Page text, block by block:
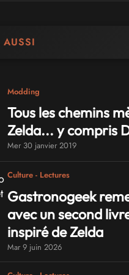
Modding
Tous les chemins
Zelda... y compris
Mer 30 janvier 2019
Culture - Lectures
Gastronogeek
avec un second
inspiré de Zelda
Mar 9 juin 2026